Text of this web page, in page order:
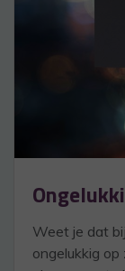
Weet je dat
ongelukkig